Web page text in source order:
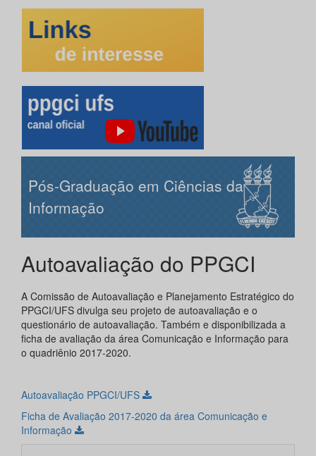
Pós-Graduação em Ciências da
Informação
Autoavaliação do PPGCI
A Comissão de Autoavaliação e Planejamento Estratégico do
PPGCI/UFS divulga seu projeto de autoavaliação e o
questionário de autoavaliação. Também e disponibilizada a
ficha de avaliação da área Comunicação e Informação para
o quadriênio 2017-2020.
Autoavaliação PPGCI/UFS
Ficha de Avaliação 2017-2020 da área Comunicação e
Informação